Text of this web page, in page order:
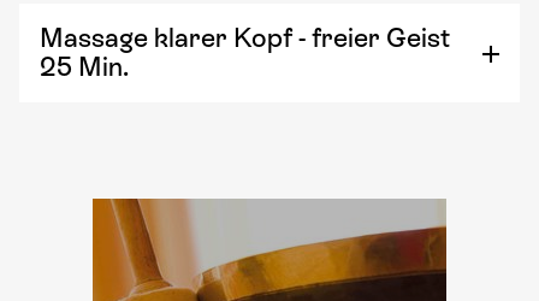
Massage klarer Kopf - freier Geist
25 Min.